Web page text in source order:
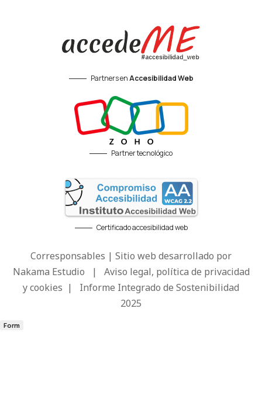
Partners enAccesibilidad Web
Partner tecnológico
Certificado accesibilidad web
Corresponsables | Sitio web desarrollado por
Nakama Estudio | Aviso legal, política de privacidad
y cookies | Informe Integrado de Sostenibilidad
2025
Form